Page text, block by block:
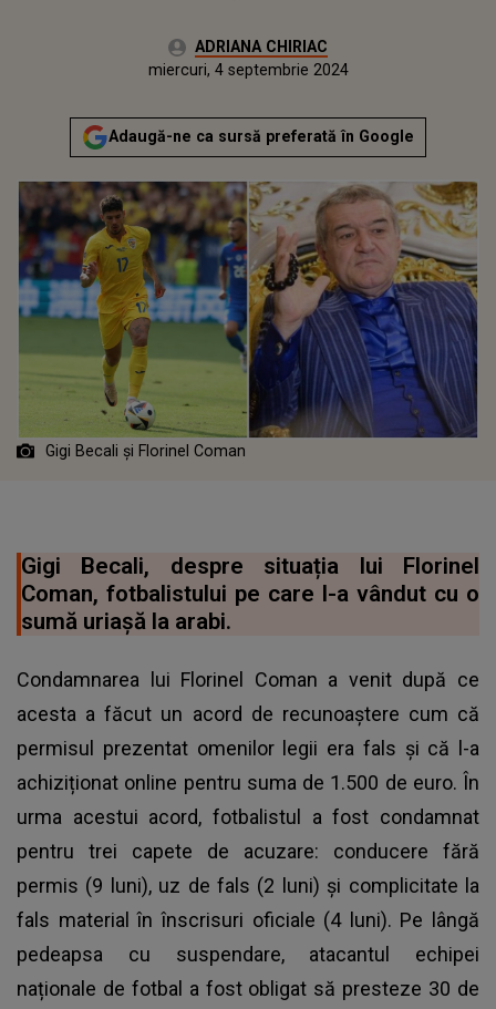
Autor:ADRIANA CHIRIAC
miercuri, 4 septembrie 2024
Actualizat:
miercuri, 4 septembrie 2024
Adaugă-ne ca sursă preferată în Google
Gigi Becali și Florinel Coman
Gigi Becali, despre situația lui Florinel
Coman, fotbalistului pe care l-a vândut cu o
sumă uriașă la arabi.
Condamnarea lui Florinel Coman a venit după ce
acesta a făcut un acord de recunoaștere cum că
permisul prezentat omenilor legii era fals și că l-a
achiziționat online pentru suma de 1.500 de euro. În
urma acestui acord, fotbalistul a fost condamnat
pentru trei capete de acuzare: conducere fără
permis (9 luni), uz de fals (2 luni) și complicitate la
fals material în înscrisuri oficiale (4 luni). Pe lângă
pedeapsa cu suspendare, atacantul echipei
naționale de fotbal a fost obligat să presteze 30 de